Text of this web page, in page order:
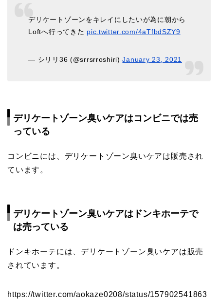
デリケートゾーンをキレイにしたいが為に朝から
Loftへ行ってきた pic.twitter.com/4aTfbdSZY9
— シリリ36 (@srrsrroshiri)January 23, 2021
デリケートゾーン臭いケアはコンビニでは売
っている
コンビニには、デリケートゾーン臭いケアは販売され
ています。
デリケートゾーン臭いケアはドンキホーテで
は売っている
ドンキホーテには、デリケートゾーン臭いケアは販売
されています。
https://twitter.com/aokaze0208/status/157902541863